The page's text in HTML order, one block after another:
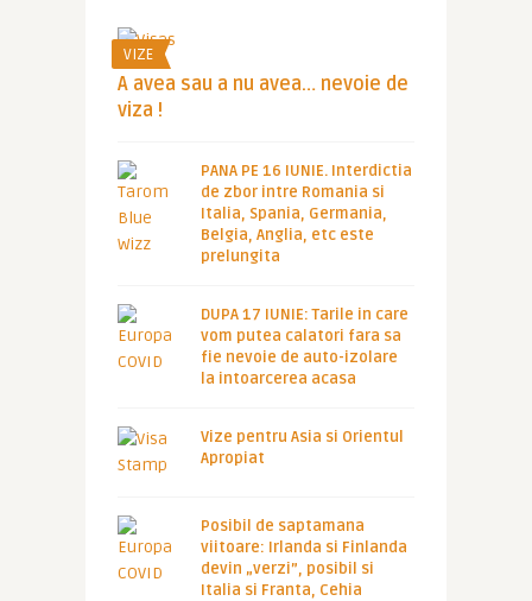
VIZE
A avea sau a nu avea… nevoie de
viza !
PANA PE 16 IUNIE. Interdictia
de zbor intre Romania si
Italia, Spania, Germania,
Belgia, Anglia, etc este
prelungita
DUPA 17 IUNIE: Tarile in care
vom putea calatori fara sa
fie nevoie de auto-izolare
la intoarcerea acasa
Vize pentru Asia si Orientul
Apropiat
Posibil de saptamana
viitoare: Irlanda si Finlanda
devin „verzi”, posibil si
Italia si Franta, Cehia